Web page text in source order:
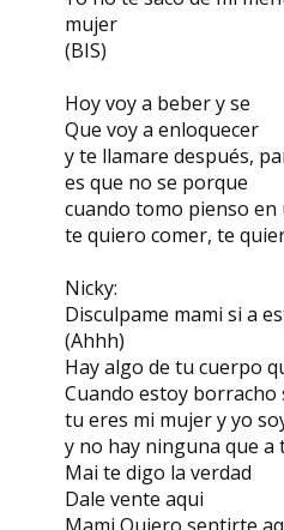
mujer
(BIS)
Hoy voy a beber y se
Que voy a enloquecer
y te llamare después,
es que no se porque
cuando tomo pienso en
te quiero comer, te
Nicky:
Disculpame mami si a
(Ahhh)
Hay algo de tu cuerpo
Cuando estoy
tu eres mi mujer y yo
y no hay ninguna que
Mai te digo la verdad
Dale vente aqui